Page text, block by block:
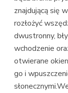
znajdującą się
rozłożyć
dwustronny,
wchodzenie
otwierane
go i